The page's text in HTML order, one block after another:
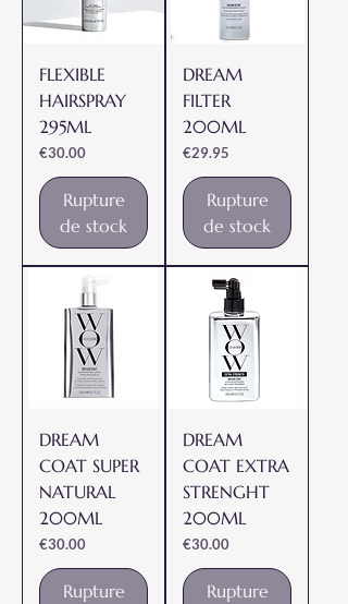
FLEXIBLE
HAIRSPRAY
295ML
Prix
€30.00
Rupture
de stock
DREAM
FILTER
200ML
Prix
€29.95
Rupture
de stock
DREAM
COAT SUPER
NATURAL
200ML
Prix
€30.00
Rupture
DREAM
COAT EXTRA
STRENGHT
200ML
Prix
€30.00
Rupture